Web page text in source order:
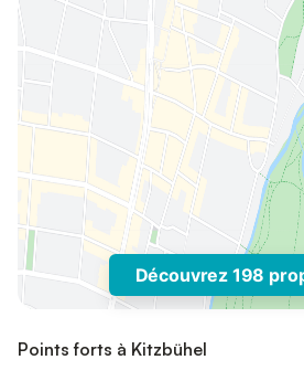
Découvrez 198
Points forts à Kitzbühel